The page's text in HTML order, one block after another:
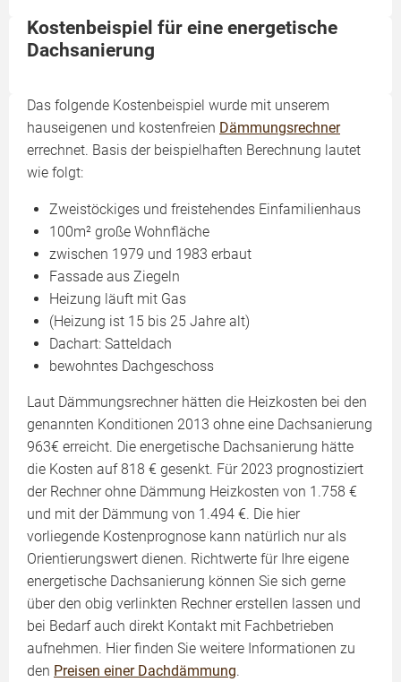
Kostenbeispiel für eine energetische
Dachsanierung
Das folgende Kostenbeispiel wurde mit unserem
hauseigenen und kostenfreien Dämmungsrechner
errechnet. Basis der beispielhaften Berechnung lautet
wie folgt:
Zweistöckiges und freistehendes Einfamilienhaus
100m² große Wohnfläche
zwischen 1979 und 1983 erbaut
Fassade aus Ziegeln
Heizung läuft mit Gas
(Heizung ist 15 bis 25 Jahre alt)
Dachart: Satteldach
bewohntes Dachgeschoss
Laut Dämmungsrechner hätten die Heizkosten bei den
genannten Konditionen 2013 ohne eine Dachsanierung
963€ erreicht. Die energetische Dachsanierung hätte
die Kosten auf 818 € gesenkt. Für 2023 prognostiziert
der Rechner ohne Dämmung Heizkosten von 1.758 €
und mit der Dämmung von 1.494 €. Die hier
vorliegende Kostenprognose kann natürlich nur als
Orientierungswert dienen. Richtwerte für Ihre eigene
energetische Dachsanierung können Sie sich gerne
über den obig verlinkten Rechner erstellen lassen und
bei Bedarf auch direkt Kontakt mit Fachbetrieben
aufnehmen. Hier finden Sie weitere Informationen zu
den Preisen einer Dachdämmung.